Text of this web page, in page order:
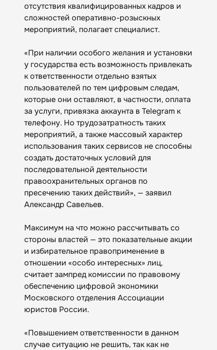
отсутствия квалифицированных кадров и
сложностей оперативно-розыскных
мероприятий, полагает специалист.
«При наличии особого желания и установки
у государства есть возможность привлекать
к ответственности отдельно взятых
пользователей по тем цифровым следам,
которые они оставляют, в частности, оплата
за услуги, привязка аккаунта в Telegram к
телефону. Но трудозатратность таких
мероприятий, а также массовый характер
использования таких сервисов не способны
создать достаточных условий для
последовательной деятельности
правоохранительных органов по
пресечению таких действий», — заявил
Александр Савельев.
Максимум на что можно рассчитывать со
стороны властей — это показательные акции
и избирательное правоприменение в
отношении «особо интересных» лиц,
считает зампред комиссии по правовому
обеспечению цифровой экономики
Московского отделения Ассоциации
юристов России.
«Повышением ответственности в данном
случае ситуацию не решить, так как не